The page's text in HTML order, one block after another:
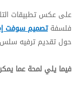
على عكس تطبيقات
فلسفةتصميم سوفت
حول تقديم ترفيه
فيما يلي لمحة عما